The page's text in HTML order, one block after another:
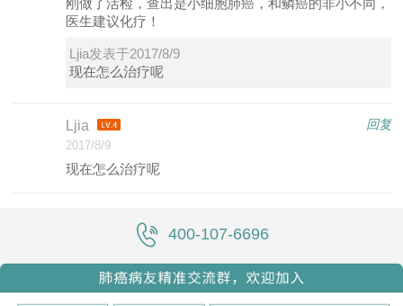
医生建议化疗！
Ljia发表于2017/8/9
现在怎么治疗呢
回复
Ljia
2017/8/9
现在怎么治疗呢
400-107-6696